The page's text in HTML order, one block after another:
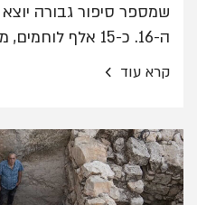
שמספר סיפור גבורה יוצא
קרא עוד ›